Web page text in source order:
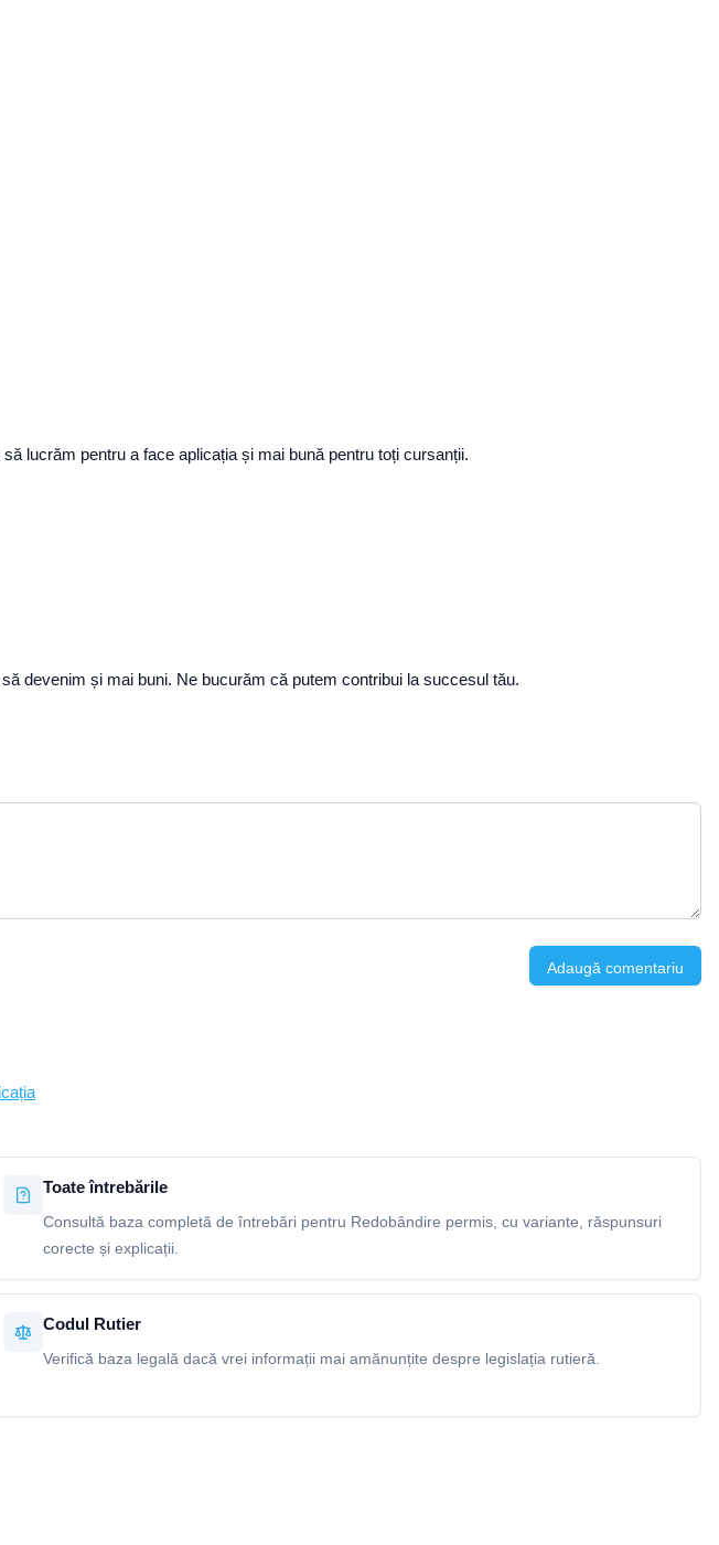
lucrăm pentru a face aplicația și mai bună pentru toți cursanții.
devenim și mai buni. Ne bucurăm că putem contribui la succesul tău.
Adaugă comentariu
Toate întrebările
Consultă baza completă de întrebări pentru Redobândire permis, cu variante, răspunsuri
corecte și explicații.
Codul Rutier
Verifică baza legală dacă vrei informații mai amănunțite despre legislația rutieră.